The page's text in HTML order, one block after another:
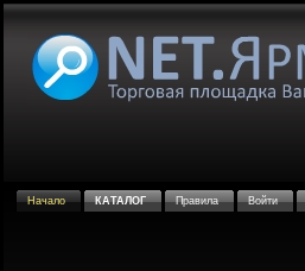
Начало КАТАЛОГ Правила Войти